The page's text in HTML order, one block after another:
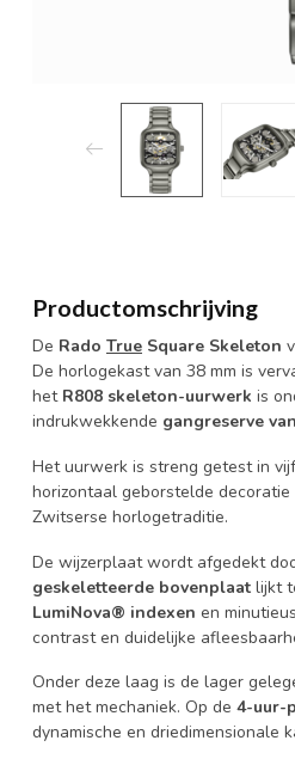
Productomschrijving
De Rado True Square Skeleton
De horlogekast van 38 mm is
het R808 skeleton-uurwerk is
indrukwekkende gangreserve
Het uurwerk is streng getest in
horizontaal geborstelde
Zwitserse horlogetraditie.
De wijzerplaat wordt afgedekt
geskeletteerde bovenplaat lijkt
LumiNova® indexen en
contrast en duidelijke
Onder deze laag is de lager
met het mechaniek. Op de 4-uur-
dynamische en driedimensionale